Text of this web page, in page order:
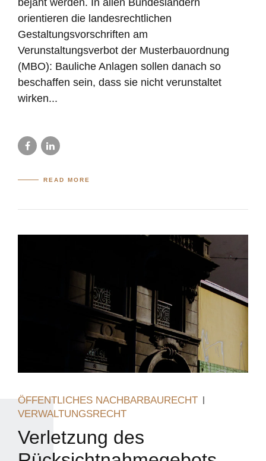
orientieren die landesrechtlichen
Gestaltungsvorschriften am
Verunstaltungsverbot der Musterbauordnung
(MBO): Bauliche Anlagen sollen danach so
beschaffen sein, dass sie nicht verunstaltet
wirken...
READ MORE
ÖFFENTLICHES NACHBARBAURECHT
VERWALTUNGSRECHT
Verletzung des